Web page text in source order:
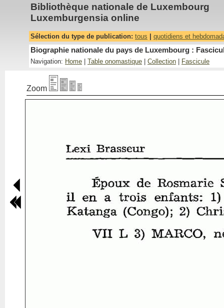
Bibliothèque nationale de Luxembourg
Luxemburgensia online
Sélection du type de publication: tous quotidiens et
Biographie nationale du pays de Luxembourg :
Navigation: Home Table onomastique Collection Fascicule
Zoom